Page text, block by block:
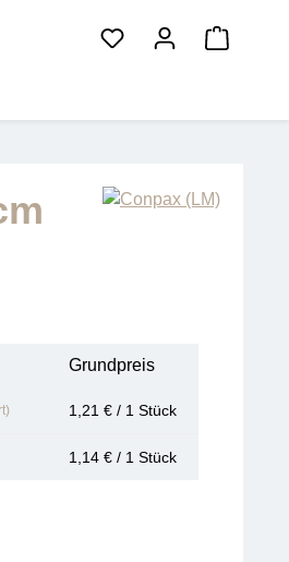
Grundpreis
1,21 € / 1 Stück
1,14 € / 1 Stück